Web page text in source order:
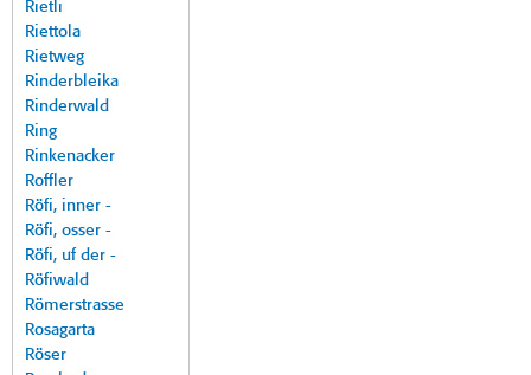
Rietli
Riettola
Rietweg
Rinderbleika
Rinderwald
Ring
Rinkenacker
Roffler
Röfi, inner -
Röfi, osser -
Röfi, uf der -
Röfiwald
Römerstrasse
Rosagarta
Röser